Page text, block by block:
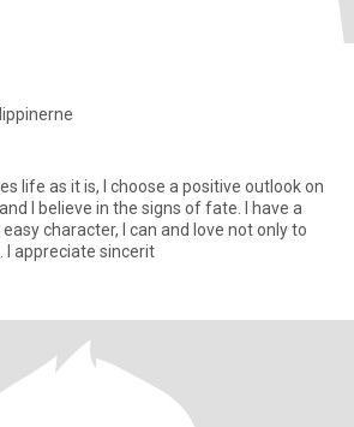
life as it is, I choose a positive outlook on
I believe in the signs of fate. I have a
character, I can and love not only to
I appreciate sincerit